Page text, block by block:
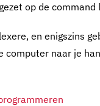
op de
en enigszins
computer naar je